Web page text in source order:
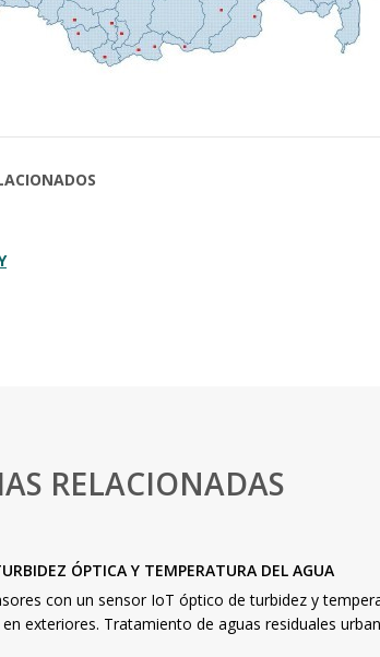
RELACIONADAS
ÓPTICA Y TEMPERATURA DEL AGUA
con un sensor IoT óptico de turbidez y
exteriores. Tratamiento de aguas residuales